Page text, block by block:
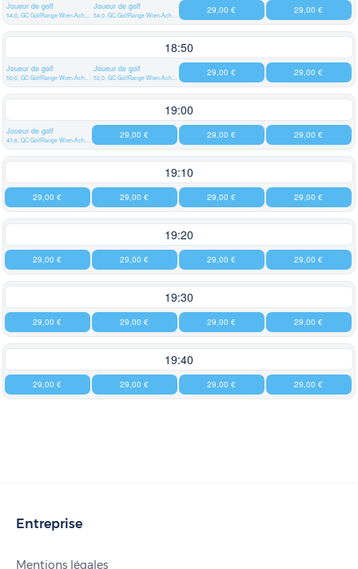
Joueur de golf
54,0, GC GolfRange Wien-Achau
Joueur de golf
54,0, GC GolfRange Wien-Achau 29,00 € 29,00 €
18:50
Joueur de golf
50,0, GC GolfRange Wien-Achau
Joueur de golf
52,0, GC GolfRange Wien-Achau 29,00 € 29,00 €
19:00
Joueur de golf
43,6, GC GolfRange Wien-Achau 29,00 € 29,00 € 29,00 €
19:10
29,00 € 29,00 € 29,00 € 29,00 €
19:20
29,00 € 29,00 € 29,00 € 29,00 €
19:30
29,00 € 29,00 € 29,00 € 29,00 €
19:40
29,00 € 29,00 € 29,00 € 29,00 €
Entreprise
Mentions légales